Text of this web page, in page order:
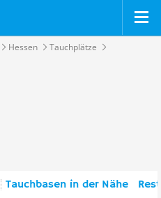
Hessen Tauchplätze
Tauchbasen in der Nähe